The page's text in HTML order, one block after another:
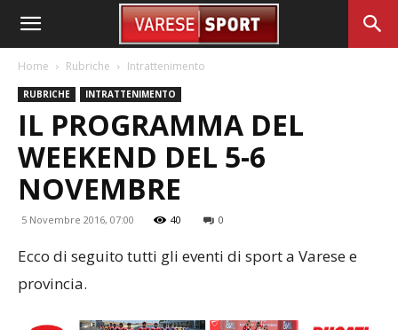
Home Rubriche Intrattenimento
RUBRICHE INTRATTENIMENTO
IL PROGRAMMA DEL
WEEKEND DEL 5-6
NOVEMBRE
5 Novembre 2016, 07:00 40 0
Ecco di seguito tutti gli eventi di sport a Varese e
provincia.